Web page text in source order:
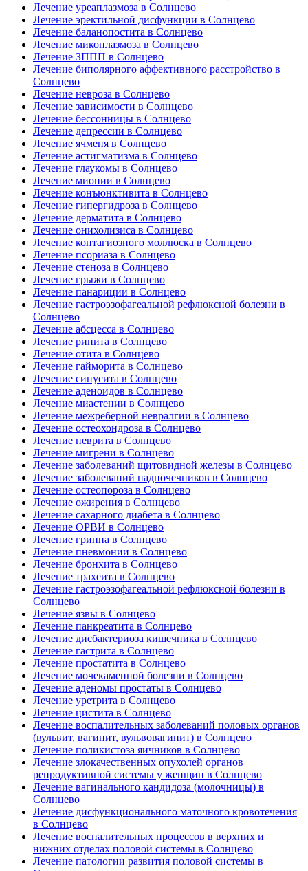
Лечение уреаплазмоза в Солнцево
Лечение эректильной дисфункции в Солнцево
Лечение баланопостита в Солнцево
Лечение микоплазмоза в Солнцево
Лечение ЗППП в Солнцево
Лечение биполярного аффективного расстройство в
Солнцево
Лечение невроза в Солнцево
Лечение зависимости в Солнцево
Лечение бессонницы в Солнцево
Лечение депрессии в Солнцево
Лечение ячменя в Солнцево
Лечение астигматизма в Солнцево
Лечение глаукомы в Солнцево
Лечение миопии в Солнцево
Лечение конъюнктивита в Солнцево
Лечение гипергидроза в Солнцево
Лечение дерматита в Солнцево
Лечение онихолизиса в Солнцево
Лечение контагиозного моллюска в Солнцево
Лечение псориаза в Солнцево
Лечение стеноза в Солнцево
Лечение грыжи в Солнцево
Лечение панариции в Солнцево
Лечение гастроэзофагеальной рефлюксной болезни в
Солнцево
Лечение абсцесса в Солнцево
Лечение ринита в Солнцево
Лечение отита в Солнцево
Лечение гайморита в Солнцево
Лечение синусита в Солнцево
Лечение аденоидов в Солнцево
Лечение миастении в Солнцево
Лечение межреберной невралгии в Солнцево
Лечение остеохондроза в Солнцево
Лечение неврита в Солнцево
Лечение мигрени в Солнцево
Лечение заболеваний щитовидной железы в Солнцево
Лечение заболеваний надпочечников в Солнцево
Лечение остеопороза в Солнцево
Лечение ожирения в Солнцево
Лечение сахарного диабета в Солнцево
Лечение ОРВИ в Солнцево
Лечение гриппа в Солнцево
Лечение пневмонии в Солнцево
Лечение бронхита в Солнцево
Лечение трахеита в Солнцево
Лечение гастроэзофагеальной рефлюксной болезни в
Солнцево
Лечение язвы в Солнцево
Лечение панкреатита в Солнцево
Лечение дисбактериоза кишечника в Солнцево
Лечение гастрита в Солнцево
Лечение простатита в Солнцево
Лечение мочекаменной болезни в Солнцево
Лечение аденомы простаты в Солнцево
Лечение уретрита в Солнцево
Лечение цистита в Солнцево
Лечение воспалительных заболеваний половых органов
(вульвит, вагинит, вульвовагинит) в Солнцево
Лечение поликистоза яичников в Солнцево
Лечение злокачественных опухолей органов
репродуктивной системы у женщин в Солнцево
Лечение вагинального кандидоза (молочницы) в
Солнцево
Лечение дисфункционального маточного кровотечения
в Солнцево
Лечение воспалительных процессов в верхних и
нижних отделах половой системы в Солнцево
Лечение патологии развития половой системы в